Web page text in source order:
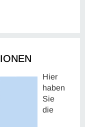
Hier
haben
Sie
die